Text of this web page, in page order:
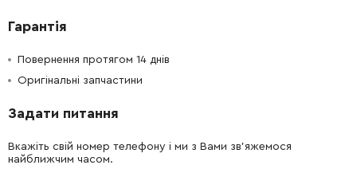
Гарантія
Повернення протягом 14 днів
Оригінальні запчастини
Задати питання
Вкажіть свій номер телефону і ми з Вами зв'яжемося
найближчим часом.